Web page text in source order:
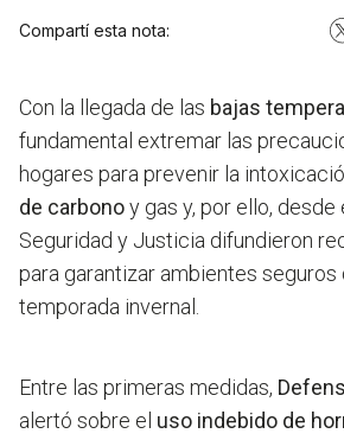
Compartí esta nota:
Con la llegada de las bajas
fundamental extremar las
hogares para prevenir la
de carbonoy gas y, por ello,
Seguridad y Justicia difundieron
para garantizar ambientes seguros
temporada invernal.
Entre las primeras medidas,
alertó sobre el uso indebido de